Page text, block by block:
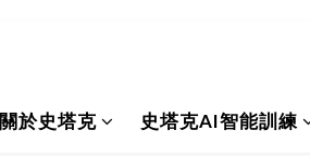
關於史塔克 史塔克AI智能訓練